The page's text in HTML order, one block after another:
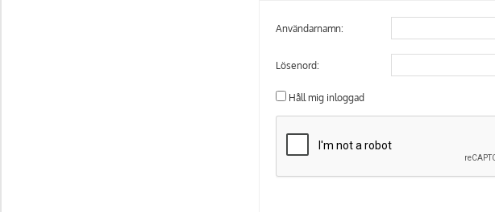
Användarnamn:
Lösenord:
Håll mig inloggad